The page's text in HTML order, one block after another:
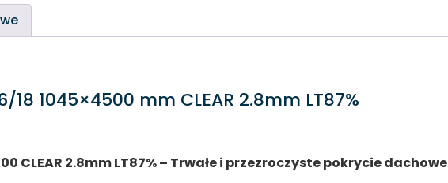
18 1045×4500 mm CLEAR 2.8mm LT87%
CLEAR 2.8mm LT87% – Trwałe i przezroczyste pokrycie dachowe